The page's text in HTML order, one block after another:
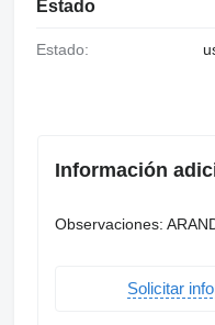
Estado
Estado:
Información
Observaciones:
Solicitar